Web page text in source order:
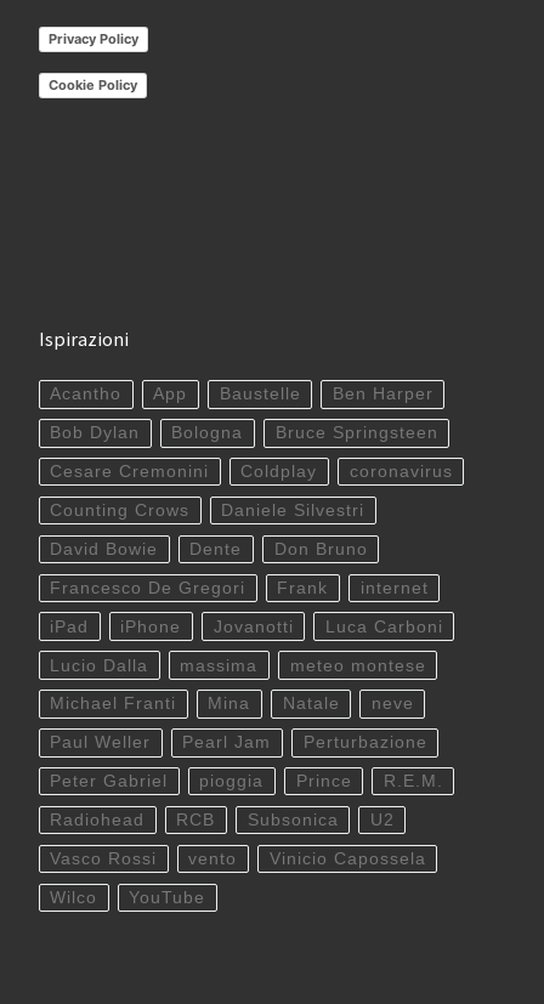
Privacy Policy
Cookie Policy
Ispirazioni
Acantho App Baustelle Ben Harper
Bob Dylan Bologna Bruce Springsteen
Cesare Cremonini Coldplay coronavirus
Counting Crows Daniele Silvestri
David Bowie Dente Don Bruno
Francesco De Gregori Frank internet
iPad iPhone Jovanotti Luca Carboni
Lucio Dalla massima meteo montese
Michael Franti Mina Natale neve
Paul Weller Pearl Jam Perturbazione
Peter Gabriel pioggia Prince R.E.M.
Radiohead RCB Subsonica U2
Vasco Rossi vento Vinicio Capossela
Wilco YouTube